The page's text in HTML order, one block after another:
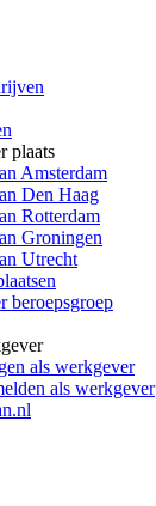
plaats
Amsterdam
Den Haag
Rotterdam
Groningen
Utrecht
beroepsgroep
als werkgever
als werkgever